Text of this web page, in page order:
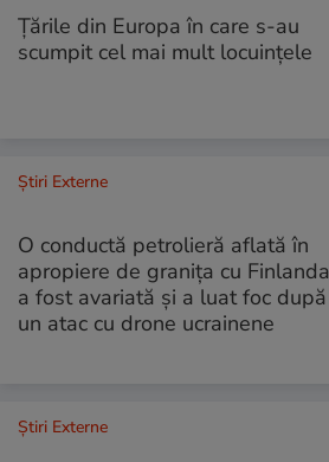
Țările din Europa în care s-au
scumpit cel mai mult locuințele
Știri Externe
O conductă petrolieră aflată în
apropiere de granița cu Finlanda
a fost avariată și a luat foc după
un atac cu drone ucrainene
Știri Externe